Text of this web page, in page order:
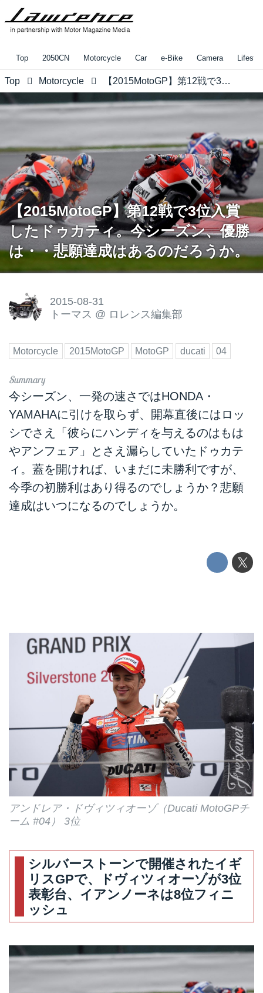
Top 2050CN Motorcycle Car e-Bike Camera
Top Motorcycle 【2015MotoGP】第12戦で3位入賞したドゥカティ。今シーズン、優勝は・・悲願達成はあるのだろうか。
【2015MotoGP】第12戦で3位入賞
したドゥカティ。今シーズン、優勝
は・・悲願達成はあるのだろうか。
2015-08-31
トーマス @ ロレンス編集部
Motorcycle 2015MotoGP MotoGP ducati 04
今シーズン、一発の速さではHONDA・
YAMAHAに引けを取らず、開幕直後には ロッ
シでさえ「彼らにハンディを与えるのはもは
やアンフェア」とさえ漏らしていた ドゥカテ
ィ。蓋を開ければ、いまだに未勝利ですが、
今季の初勝利はあり得るのでしょうか？悲願
達成はいつになるのでしょうか。
アンドレア・ドヴィツィオーゾ（Ducati MotoGPチ
ーム #04） 3位
シルバーストーンで開催されたイギ
リスGPで、ドヴィツィオーゾが3位
表彰台、イアンノーネは8位フィニ
ッシュ